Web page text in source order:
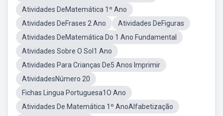
Atividades DeMatemática 1º Ano
Atividades DeFrases 2 Ano
Atividades DeFiguras
Atividades DeMatemática Do 1 Ano Fundamental
Atividades Sobre O Sol1 Ano
Atividades Para Crianças De5 Anos Imprimir
AtividadesNúmero 20
Fichas Lingua Portuguesa1O Ano
Atividades De Matemática 1º AnoAlfabetização